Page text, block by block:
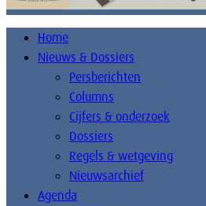
Home
Nieuws & Dossiers
Persberichten
Columns
Cijfers & onderzoek
Dossiers
Regels & wetgeving
Nieuwsarchief
Agenda